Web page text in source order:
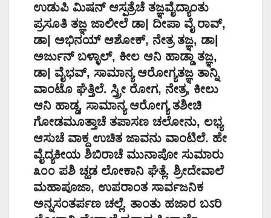
ಉಡುಪಿ ಮಿಷನ್ ಆಸ್ಪತ್ರೆಚೆ ತಜ್ಞವೈದ್ಯಾಂತು
ಪ್ರಸೂತಿ ತಜ್ಞ ಜಾಲೀಲೆ ಡಾ| ದೀಪಾ ವೈ ರಾವ್,
ಡಾ| ಅಭಿನಯ್ ಆಶೋಕ್, ನೇತ್ರ ತಜ್ಞ, ಡಾ|
ಅರ್ಜುನ್ ಬಳ್ಳಾಲ್, ಕೀಲ ಆನಿ ಹಾಡ್ಡಾ ತಜ್ಞ,
ಡಾ| ವೈಭವ್, ಸಾಮಾನ್ಯ ಆರೋಗ್ಯತಜ್ಞ ತಾನ್ನಿ
ವಾಂಟೊ ಘೆತ್ತಿಲೆ. ಸ್ತ್ರೀ ರೋಗ, ನೇತ್ರ, ಕೀಲು
ಆನಿ ಹಾಡ್ಡ, ಸಾಮಾನ್ಯ ಆರೋಗ್ಯ ತಶೀಚಿ
ಗೋಡಮೂತ್ತಾಚೆ ತಪಾಸಣ ಚಲೋನು, ಲಭ್ಯ
ಆಸುಚೆ ವಾಕ್ದ ಉಚಿತ ಜಾವನು ವಾಂಟಿಲೆ. ಹೇ
ವೈದ್ಯಕೀಯ ಶಿಬಿರಾಚೆ ಮುನಾಪೋ ಸುಮಾರು
೩೦೦ ಪಶಿ ಚ್ಹಡ ಲೋಕಾನಿ ಘೆತ್ಲೆ. ಶ್ರೀದೇವಾಲೆ
ಮಹಾಪೂಜಾ, ಉಪರಾಂತ ಸಾರ್ವಜನಿಕ
ಅನ್ನಸಂತರ್ಪಣ ಚಲ್ಲೆ. ತಾಂತು ಹಜಾರ ಬಽರಿ